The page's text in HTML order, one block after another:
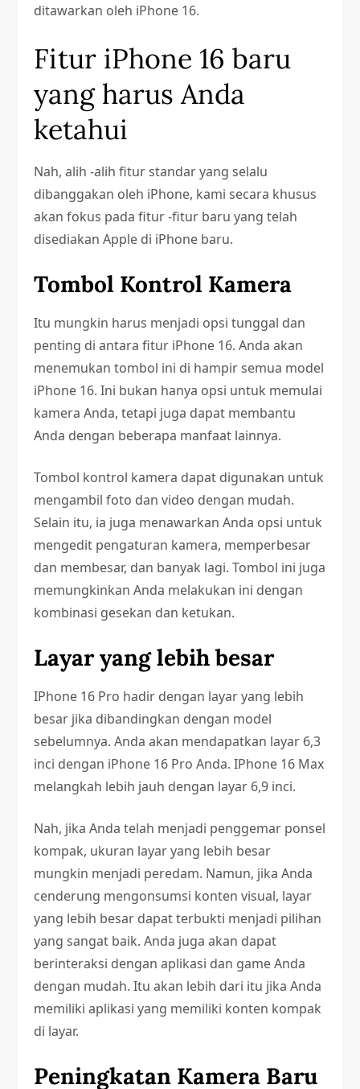
ditawarkan oleh iPhone 16.
Fitur iPhone 16 baru
yang harus Anda
ketahui
Nah, alih -alih fitur standar yang selalu
dibanggakan oleh iPhone, kami secara khusus
akan fokus pada fitur -fitur baru yang telah
disediakan Apple di iPhone baru.
Tombol Kontrol Kamera
Itu mungkin harus menjadi opsi tunggal dan
penting di antara fitur iPhone 16. Anda akan
menemukan tombol ini di hampir semua model
iPhone 16. Ini bukan hanya opsi untuk memulai
kamera Anda, tetapi juga dapat membantu
Anda dengan beberapa manfaat lainnya.
Tombol kontrol kamera dapat digunakan untuk
mengambil foto dan video dengan mudah.
Selain itu, ia juga menawarkan Anda opsi untuk
mengedit pengaturan kamera, memperbesar
dan membesar, dan banyak lagi. Tombol ini juga
memungkinkan Anda melakukan ini dengan
kombinasi gesekan dan ketukan.
Layar yang lebih besar
IPhone 16 Pro hadir dengan layar yang lebih
besar jika dibandingkan dengan model
sebelumnya. Anda akan mendapatkan layar 6,3
inci dengan iPhone 16 Pro Anda. IPhone 16 Max
melangkah lebih jauh dengan layar 6,9 inci.
Nah, jika Anda telah menjadi penggemar ponsel
kompak, ukuran layar yang lebih besar
mungkin menjadi peredam. Namun, jika Anda
cenderung mengonsumsi konten visual, layar
yang lebih besar dapat terbukti menjadi pilihan
yang sangat baik. Anda juga akan dapat
berinteraksi dengan aplikasi dan game Anda
dengan mudah. Itu akan lebih dari itu jika Anda
memiliki aplikasi yang memiliki konten kompak
di layar.
Peningkatan Kamera Baru